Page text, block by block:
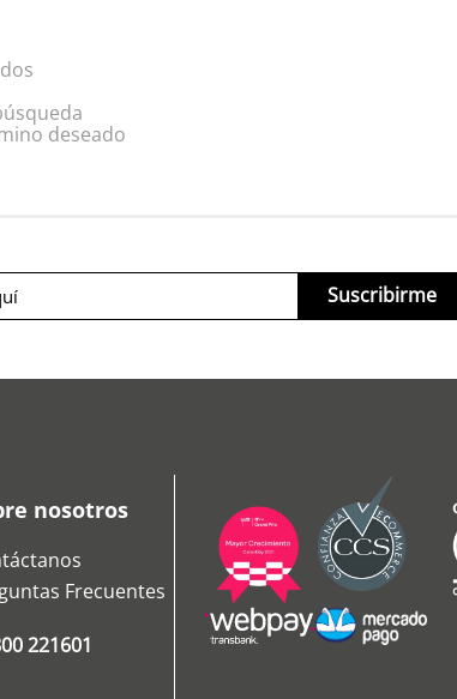
deseado
Suscribirme
nosotros
Frecuentes
221601